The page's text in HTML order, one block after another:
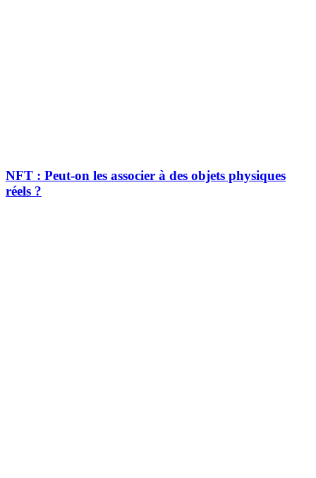
NFT : Peut-on les associer à des objets physiques
réels ?